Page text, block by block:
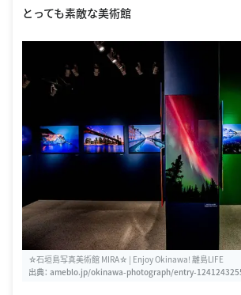
とっても素敵な美術館
☆石垣島写真美術館 MIRA☆ | Enjoy Okinawa! 離島LIFE
出典： ameblo.jp/okinawa-photograph/entry-